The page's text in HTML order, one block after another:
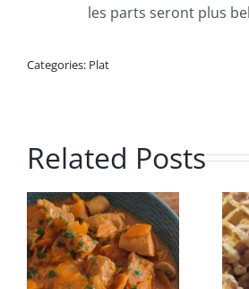
les parts seront plus
Categories: Plat
Related Posts